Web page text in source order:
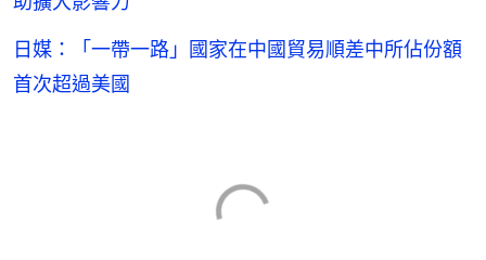
日媒：「一帶一路」國家在中國貿易順差中所佔份額
首次超過美國